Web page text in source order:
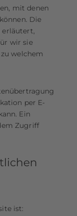
mit denen
Die
erläutert,
wir sie
welchem
per E-
Ein
Zugriff
ist: